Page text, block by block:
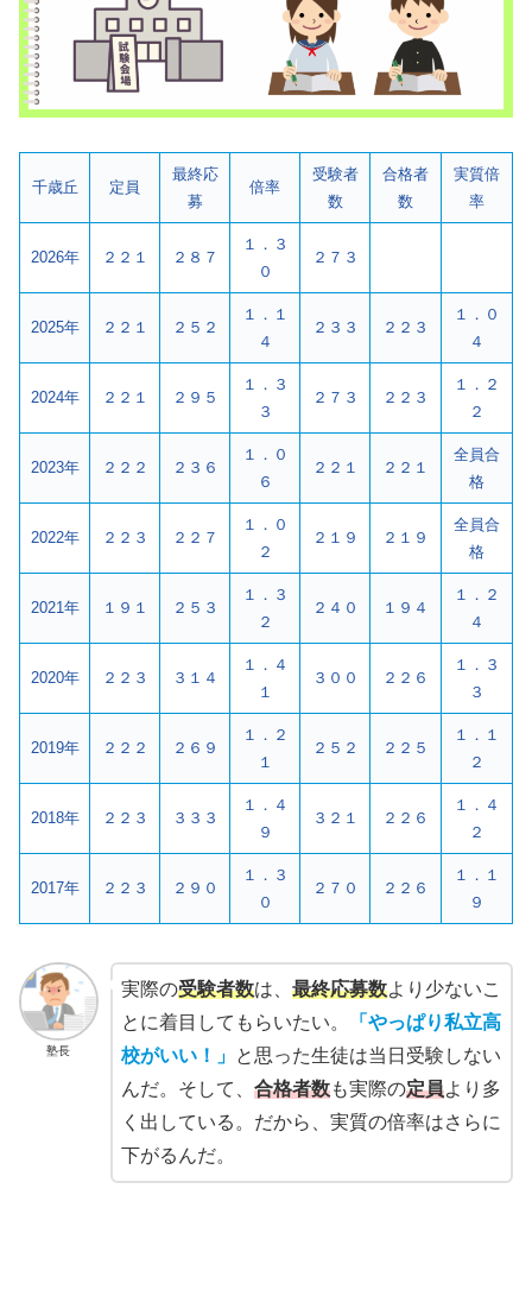
千歳丘 定員
最終応
募
倍率
受験者
数
合格者
数
実質倍
率
2026年 ２２１ ２８７
１．３
０
２７３
2025年 ２２１ ２５２
１．１
４
２３３ ２２３
１．０
４
2024年 ２２１ ２９５
１．３
３
２７３ ２２３
１．２
２
2023年 ２２２ ２３６
１．０
６
２２１ ２２１
全員合
格
2022年 ２２３ ２２７
１．０
２
２１９ ２１９
全員合
格
2021年 １９１ ２５３
１．３
２
２４０ １９４
１．２
４
2020年 ２２３ ３１４
１．４
１
３００ ２２６
１．３
３
2019年 ２２２ ２６９
１．２
１
２５２ ２２５
１．１
２
2018年 ２２３ ３３３
１．４
９
３２１ ２２６
１．４
２
2017年 ２２３ ２９０
１．３
０
２７０ ２２６
１．１
９
塾長
実際の受験者数は、 最終応募数より少ないこ
とに着目してもらいたい。
「やっぱり私立高
校がいい！ 」 と思った生徒は当日受験しない
んだ。そして、 合格者数も実際の定員より多
く出している。だから、実質の倍率はさらに
下がるんだ。